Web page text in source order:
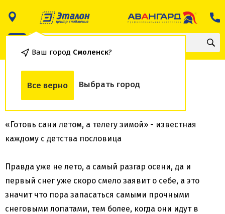
Ваш город Смоленск?
Все верно Выбрать город
Лопата в подарок
«Готовь сани летом, а телегу зимой» - известная
каждому с детства пословица
Правда уже не лето, а самый разгар осени, да и
первый снег уже скоро смело заявит о себе, а это
значит что пора запасаться самыми прочными
снеговыми лопатами, тем более, когда они идут в